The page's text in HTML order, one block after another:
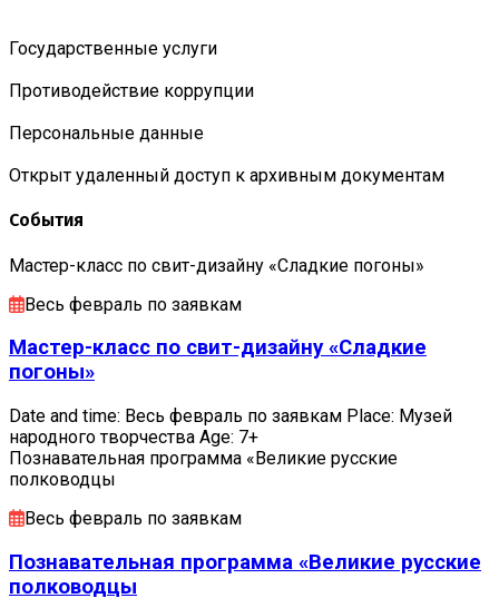
Государственные услуги
Противодействие коррупции
Персональные данные
Открыт удаленный доступ к архивным документам
События
Мастер-класс по свит-дизайну «Сладкие погоны»
Весь февраль по заявкам
Мастер-класс по свит-дизайну «Сладкие
погоны»
Date and time: Весь февраль по заявкам Place: Музей
народного творчества Age: 7+
Познавательная программа «Великие русские
полководцы
Весь февраль по заявкам
Познавательная программа «Великие русские
полководцы